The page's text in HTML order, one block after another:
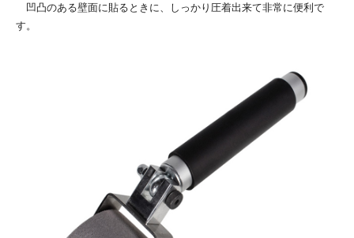
凹凸のある壁面に貼るときに、しっかり圧着出来て非常に便利で
す。